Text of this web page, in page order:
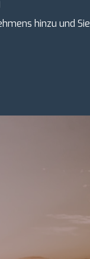
hinzu und Sie